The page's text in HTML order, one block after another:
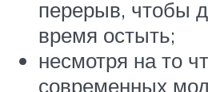
перерыв, чтобы
время остыть;
несмотря на то
современных